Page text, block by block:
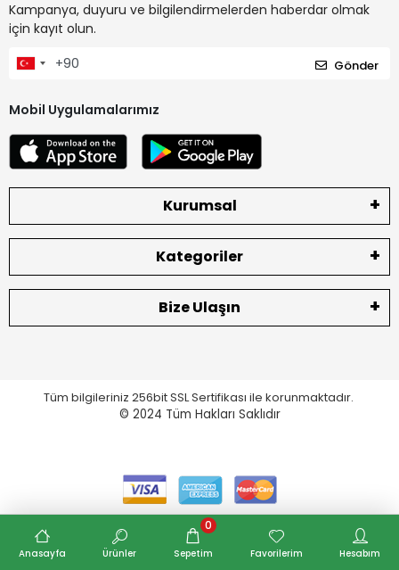
Kampanya, duyuru ve bilgilendirmelerden haberdar olmak
için kayıt olun.
Gönder
Mobil Uygulamalarımız
Kurumsal
Kategoriler
Bize Ulaşın
Tüm bilgileriniz 256bit SSL Sertifikası ile korunmaktadır.
© 2024 Tüm Hakları Saklıdır
Anasayfa Ürünler Sepetim
0
Favorilerim Hesabım